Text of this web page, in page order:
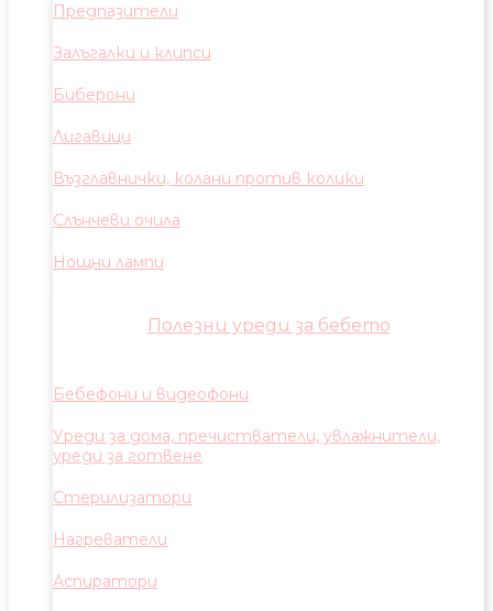
Предпазители
Залъгалки и клипси
Биберони
Лигавици
Възглавнички, колани против колики
Слънчеви очила
Нощни лампи
Полезни уреди за бебето
Бебефони и видеофони
Уреди за дома, пречистватели, увлажнители,
уреди за готвене
Стерилизатори
Нагреватели
Аспиратори